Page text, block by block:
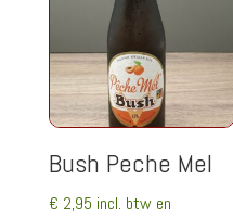
Bush Peche Mel
€ 2,95 incl. btw en